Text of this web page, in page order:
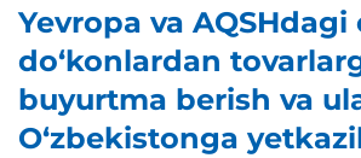
Yevropa va AQSHdagi
do‘konlardan
buyurtma berish va
O‘zbekistonga